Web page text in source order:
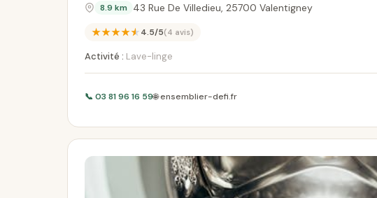
8.9 km 43 Rue De Villedieu, 25700 Valentigney
★★★★★4.5/5(4 avis)
Activité : Lave-linge
📞 03 81 96 16 59🌐 ensemblier-defi.fr